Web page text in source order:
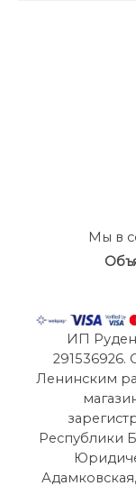
Мы в
ИП
291536926.
Ленинским
Республики